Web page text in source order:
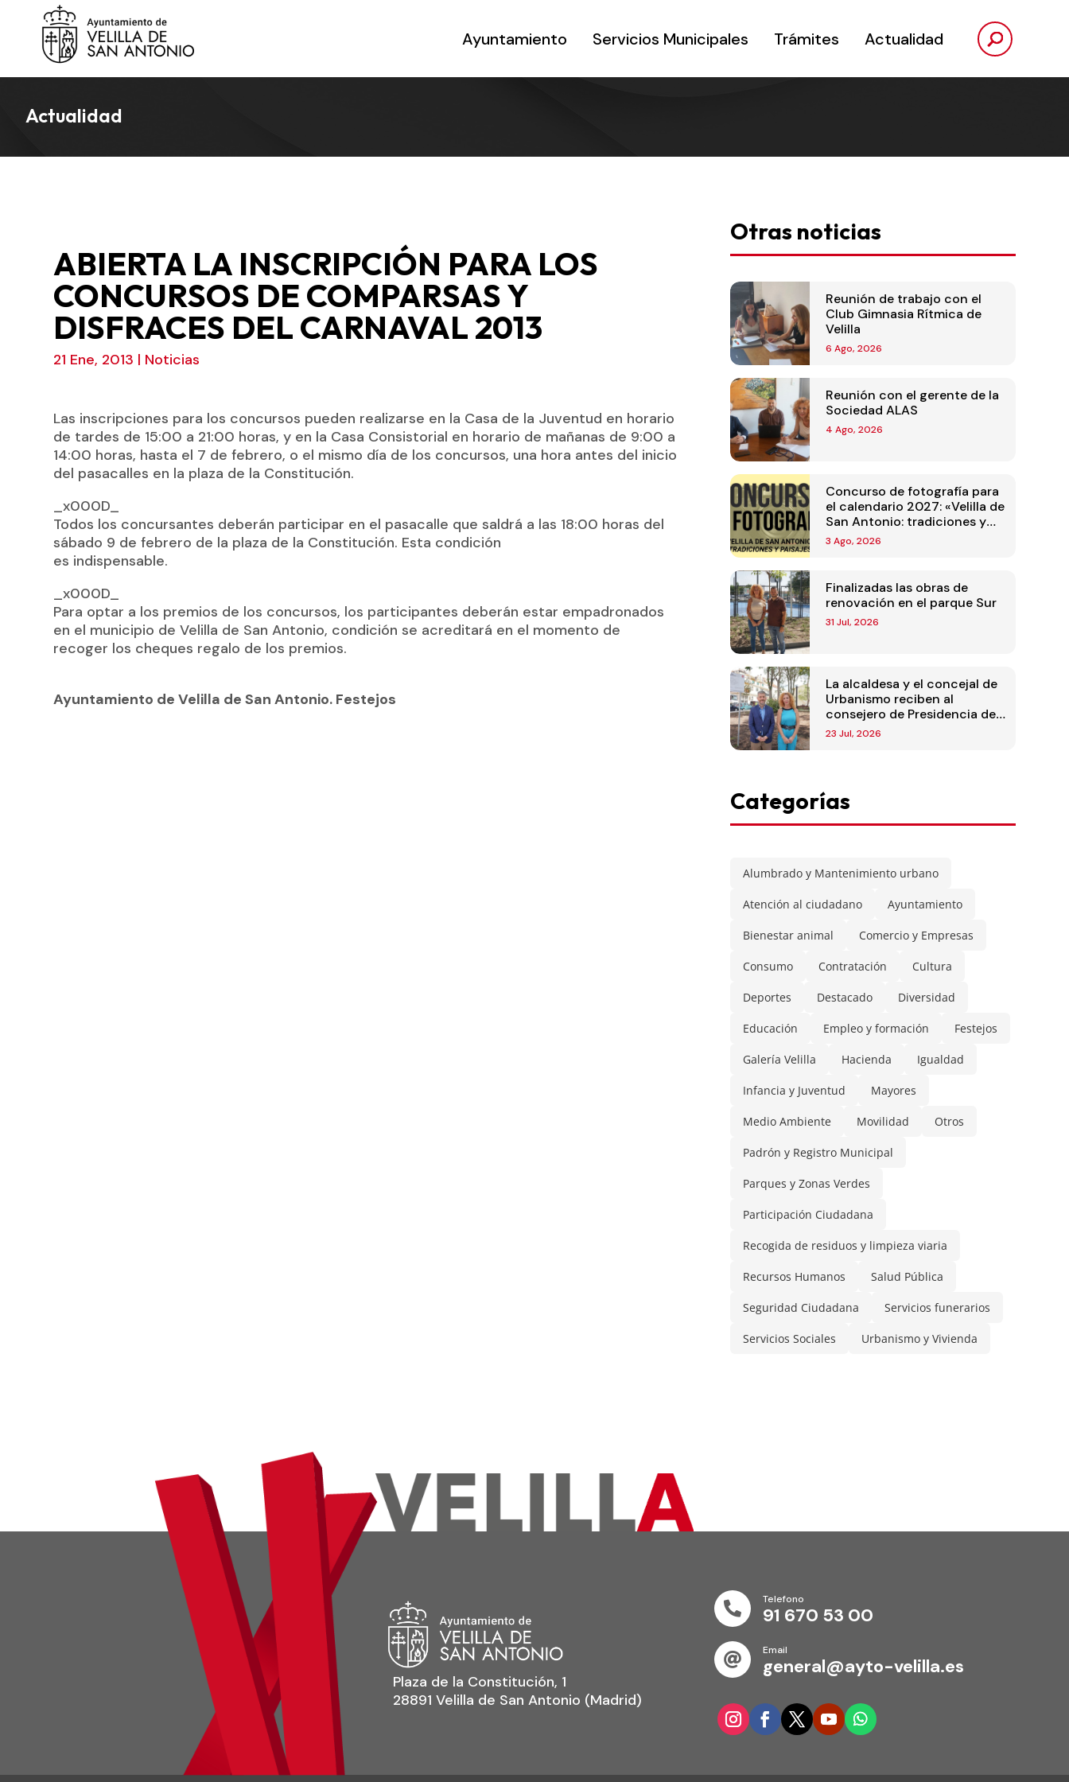
Ayuntamiento Servicios Municipales Trámites Actualidad
Actualidad
ABIERTA LA INSCRIPCIÓN PARA LOS
CONCURSOS DE COMPARSAS Y
DISFRACES DEL CARNAVAL 2013
21 Ene, 2013 | Noticias
Las inscripciones para los concursos pueden realizarse en la Casa de la Juventud en horario
de tardes de 15:00 a 21:00 horas, y en la Casa Consistorial en horario de mañanas de 9:00 a
14:00 horas, hasta el 7 de febrero, o el mismo día de los concursos, una hora antes del inicio
del pasacalles en la plaza de la Constitución.
_x000D_
Todos los concursantes deberán participar en el pasacalle que saldrá a las 18:00 horas del
sábado 9 de febrero de la plaza de la Constitución. Esta condición
es indispensable.
_x000D_
Para optar a los premios de los concursos, los participantes deberán estar empadronados
en el municipio de Velilla de San Antonio, condición se acreditará en el momento de
recoger los cheques regalo de los premios.
Ayuntamiento de Velilla de San Antonio. Festejos
Otras noticias
Reunión de trabajo con el
Club Gimnasia Rítmica de
Velilla
6 Ago, 2026
Reunión con el gerente de la
Sociedad ALAS
4 Ago, 2026
Concurso de fotografía para
el calendario 2027: «Velilla de
San Antonio: tradiciones y
paisajes»
3 Ago, 2026
Finalizadas las obras de
renovación en el parque Sur
31 Jul, 2026
La alcaldesa y el concejal de
Urbanismo reciben al
consejero de Presidencia de
la Comunidad de Madrid
23 Jul, 2026
Categorías
Alumbrado y Mantenimiento urbano
Atención al ciudadano Ayuntamiento
Bienestar animal Comercio y Empresas
Consumo Contratación Cultura
Deportes Destacado Diversidad
Educación Empleo y formación Festejos
Galería Velilla Hacienda Igualdad
Infancia y Juventud Mayores
Medio Ambiente Movilidad Otros
Padrón y Registro Municipal
Parques y Zonas Verdes
Participación Ciudadana
Recogida de residuos y limpieza viaria
Recursos Humanos Salud Pública
Seguridad Ciudadana Servicios funerarios
Servicios Sociales Urbanismo y Vivienda
Plaza de la Constitución, 1
28891 Velilla de San Antonio (Madrid)

Telefono
91 670 53 00

Email
general@ayto-velilla.es